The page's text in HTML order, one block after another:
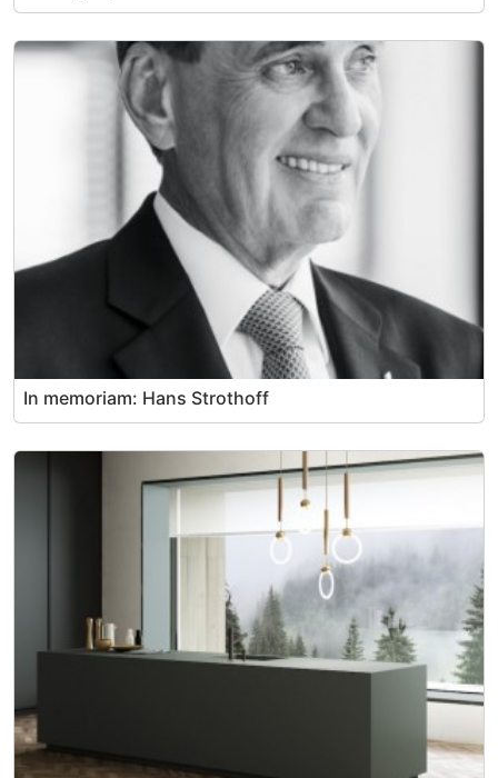
In memoriam: Hans Strothoff